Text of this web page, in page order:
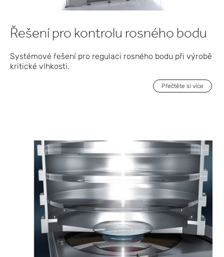
Řešení pro kontrolu rosného bodu
Systémové řešení pro regulaci rosného bodu při výrobě
kritické vlhkosti.
Přečtěte si více